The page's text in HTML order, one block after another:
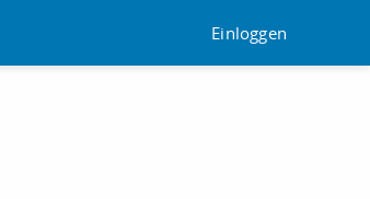
Einloggen